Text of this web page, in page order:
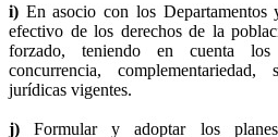
i) En asocio con los
efectivo de los derechos de la
forzado, teniendo en cuenta
concurrencia,
jurídicas vigentes.
j)Formular y adoptar los